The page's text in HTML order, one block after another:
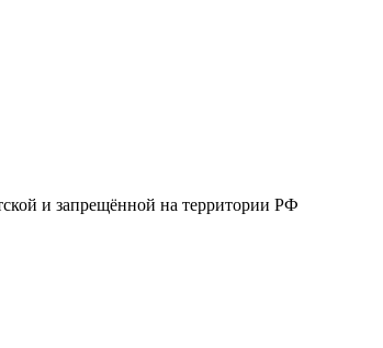
и запрещённой на территории РФ